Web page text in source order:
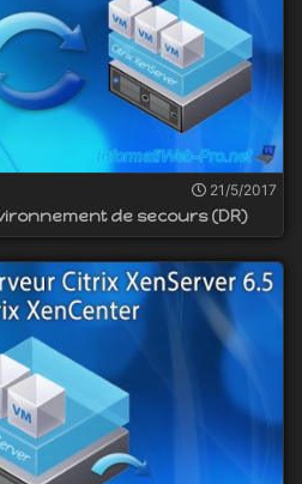
21/5/2017
de secours (DR)